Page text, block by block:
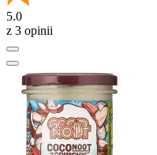
5.0
z 3 opinii